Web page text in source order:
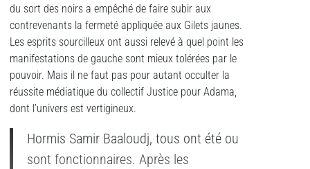
du sort des noirs a empêché de faire subir aux
contrevenants la fermeté appliquée aux Gilets jaunes.
Les esprits sourcilleux ont aussi relevé à quel point les
manifestations de gauche sont mieux tolérées par le
pouvoir. Mais il ne faut pas pour autant occulter la
réussite médiatique du collectif Justice pour Adama,
dont l’univers est vertigineux.
Hormis Samir Baaloudj, tous ont été ou
sont fonctionnaires. Après les